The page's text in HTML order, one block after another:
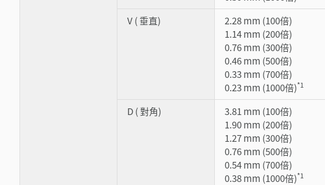
V ( 垂直)
2.28 mm (100倍)
1.14 mm (200倍)
0.76 mm (300倍)
0.46 mm (500倍)
0.33 mm (700倍)
0.23 mm (1000倍)*1
D ( 對角)
3.81 mm (100倍)
1.90 mm (200倍)
1.27 mm (300倍)
0.76 mm (500倍)
0.54 mm (700倍)
0.38 mm (1000倍)*1